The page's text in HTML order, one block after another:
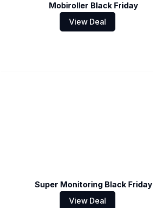
Mobiroller Black Friday
View Deal
Super Monitoring Black Friday
View Deal